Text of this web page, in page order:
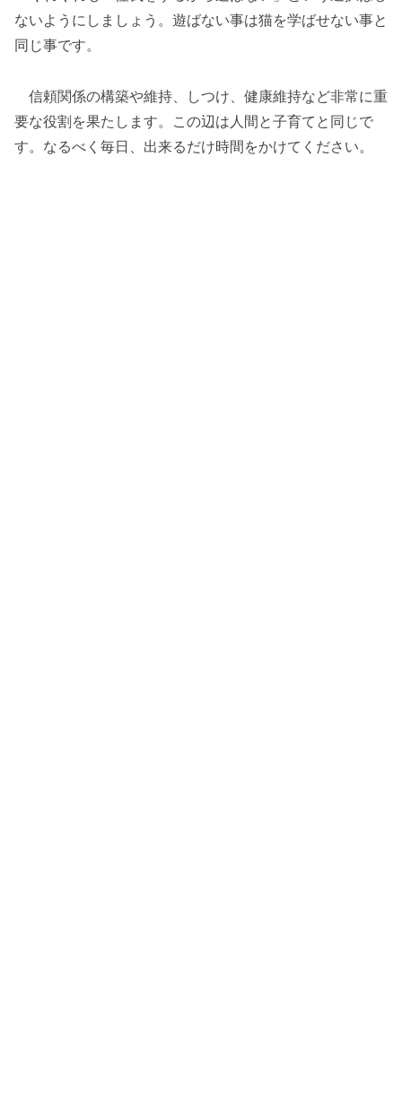
ないようにしましょう。遊ばない事は猫を学ばせない事と
同じ事です。
信頼関係の構築や維持、しつけ、健康維持など非常に重
要な役割を果たします。この辺は人間と子育てと同じで
す。なるべく毎日、出来るだけ時間をかけてください。